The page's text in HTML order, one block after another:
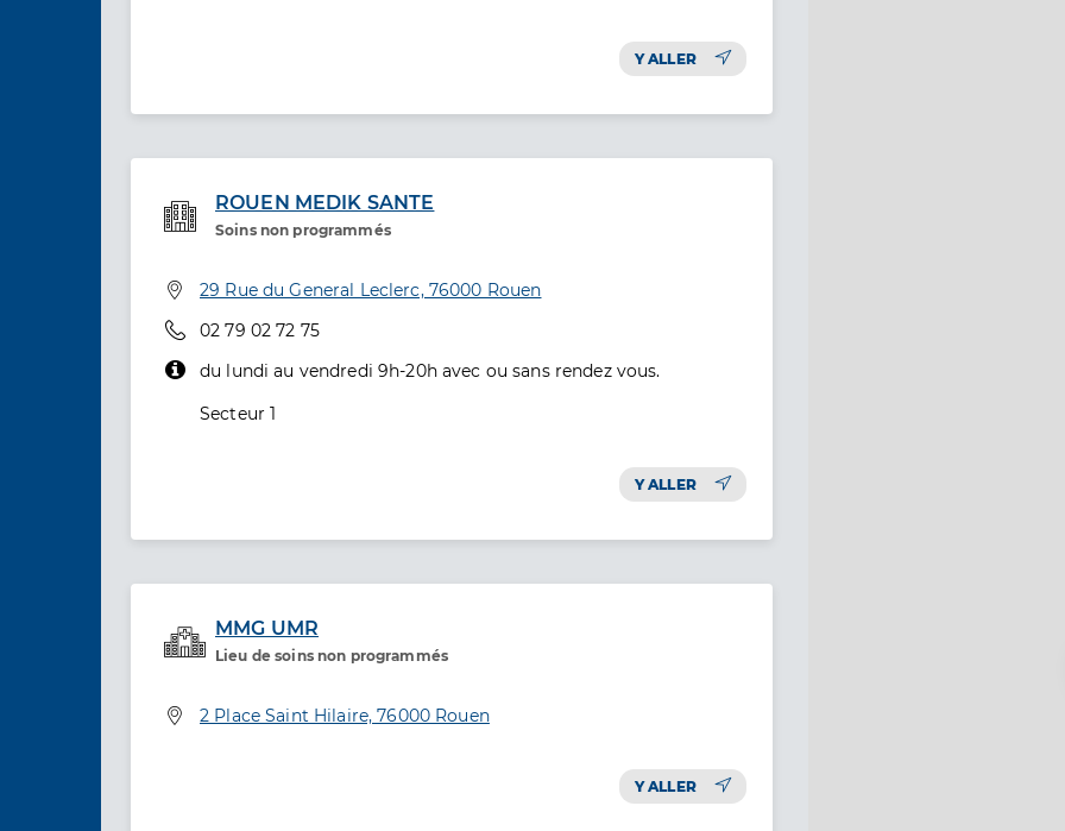
Y ALLER
ROUEN MEDIK SANTE
Soins non programmés
Etablissement de soins
Adresse
29 Rue du General Leclerc, 76000 Rouen
Téléphone
02 79 02 72 75
du lundi au vendredi 9h-20h avec ou sans rendez vous.
Secteur 1
Y ALLER
MMG UMR
Lieu de soins non programmés
Service de santé
Adresse
2 Place Saint Hilaire, 76000 Rouen
Y ALLER